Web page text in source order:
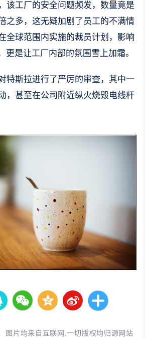
该工厂的安全问题频发，数量竟是
之多，这无疑加剧了员工的不满情
全球范围内实施的裁员计划，影响
更是让工厂内部的氛围雪上加霜。
特斯拉进行了严厉的审查，其中一
，甚至在公司附近纵火烧毁电线杆
图片均来自互联网,一切版权均归源网站